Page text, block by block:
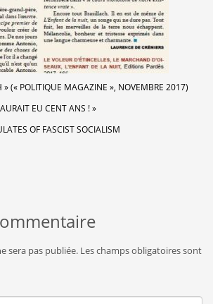
» (« POLITIQUE MAGAZINE », NOVEMBRE 2017)
EU CENT ANS ! »
OF FASCIST SOCIALISM
sera pas publiée. Les champs obligatoires sont